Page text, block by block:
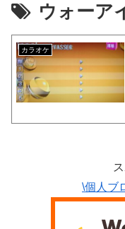
ウォーア
カラオケ
\個人ブ